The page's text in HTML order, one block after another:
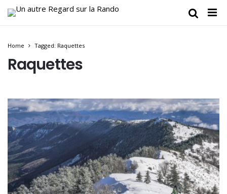
Home Tagged: Raquettes
Raquettes